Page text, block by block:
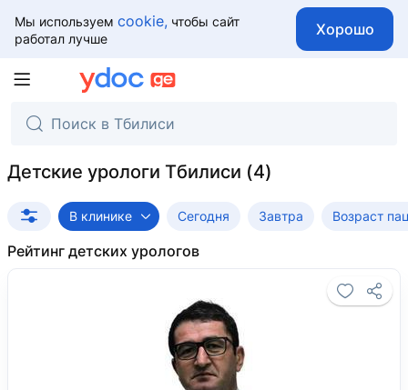
Мы используем cookie, чтобы сайт
работал лучше
Хорошо
Детские урологи Тбилиси
В клинике Сегодня Завтра Возраст
Рейтинг детских урологов